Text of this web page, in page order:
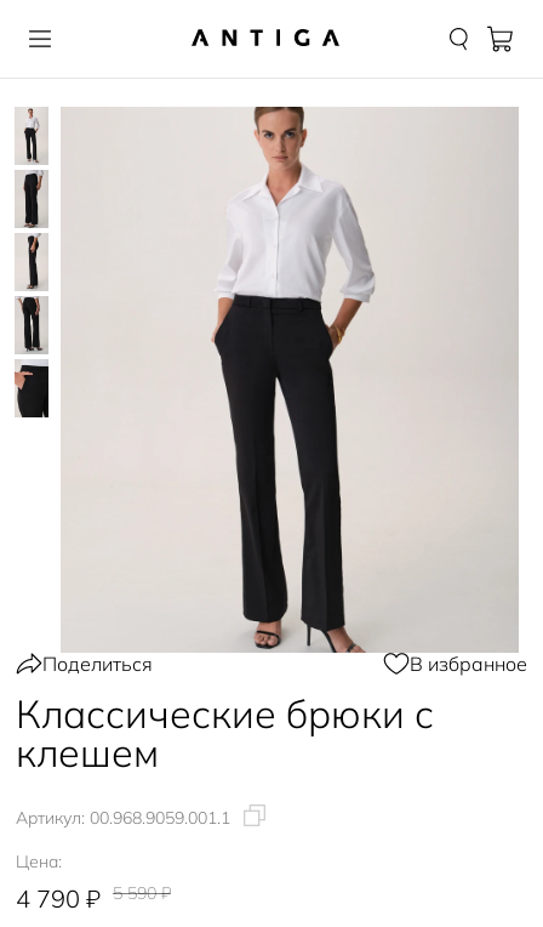
Поделиться В избранное
Классические брюки с
клешем
Артикул: 00.968.9059.001.1
Цена:
4 790 ₽ 5 590 ₽